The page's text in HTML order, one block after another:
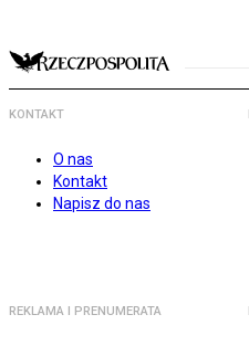
KONTAKT
O nas
Kontakt
Napisz do nas
REKLAMA I PRENUMERATA